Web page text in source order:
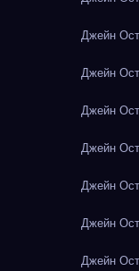
Джейн
Джейн
Джейн
Джейн
Джейн
Джейн
Джейн